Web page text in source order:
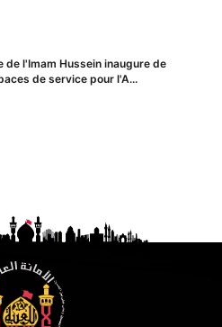
de l'Imam Hussein inaugure de
de service pour l'A...